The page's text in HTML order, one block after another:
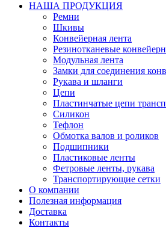
НАША ПРОДУКЦИЯ
Ремни
Шкивы
Конвейерная лента
Резинотканевые
Модульная лента
Замки для соединения
Рукава и шланги
Цепи
Пластинчатые цепи
Силикон
Тефлон
Обмотка валов и роликов
Подшипники
Пластиковые ленты
Фетровые ленты, рукава
Транспортирующие сетки
О компании
Полезная информация
Доставка
Контакты